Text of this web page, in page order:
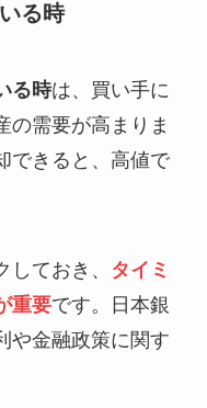
る時
る時は、買い手に
の需要が高まりま
できると、高値で
ておき、
タイミ
重要です。日本銀
や金融政策に関す